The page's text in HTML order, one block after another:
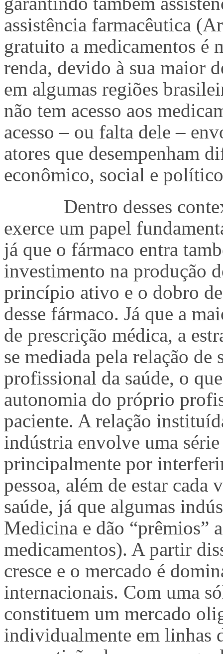
assistência farmacêutica
gratuito a medicamentos é
renda, devido à sua maior
em algumas regiões
não tem acesso aos
acesso – ou falta dele –
atores que desempenham
econômico, social e
Dentro desses
exerce um papel
já que o fármaco entra
investimento na produção
princípio ativo e o dobro
desse fármaco. Já que a
de prescrição médica, a
se mediada pela relação de
profissional da saúde, o
autonomia do próprio
paciente. A relação
indústria envolve uma
principalmente por
pessoa, além de estar cada
saúde, já que algumas
Medicina e dão “prêmios”
medicamentos). A partir
cresce e o mercado é
internacionais. Com uma
constituem um mercado
individualmente em linhas